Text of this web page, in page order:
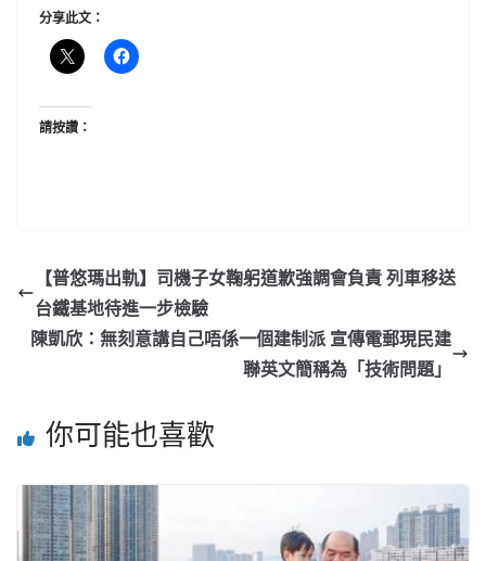
分享此文：
請按讚：
【普悠瑪出軌】司機子女鞠躬道歉強調會負責 列車移送
台鐵基地待進一步檢驗
陳凱欣：無刻意講自己唔係一個建制派 宣傳電郵現民建
聯英文簡稱為「技術問題」
你可能也喜歡